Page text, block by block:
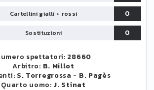
Cartellini gialli + rossi
0
Sostituzioni 0
spettatori: 28660
Arbitro: B. Millot
S. Torregrossa - B. Pagès
Quarto uomo: J. Stinat